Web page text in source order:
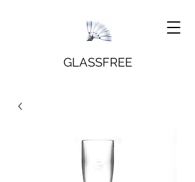
GLASSFREE